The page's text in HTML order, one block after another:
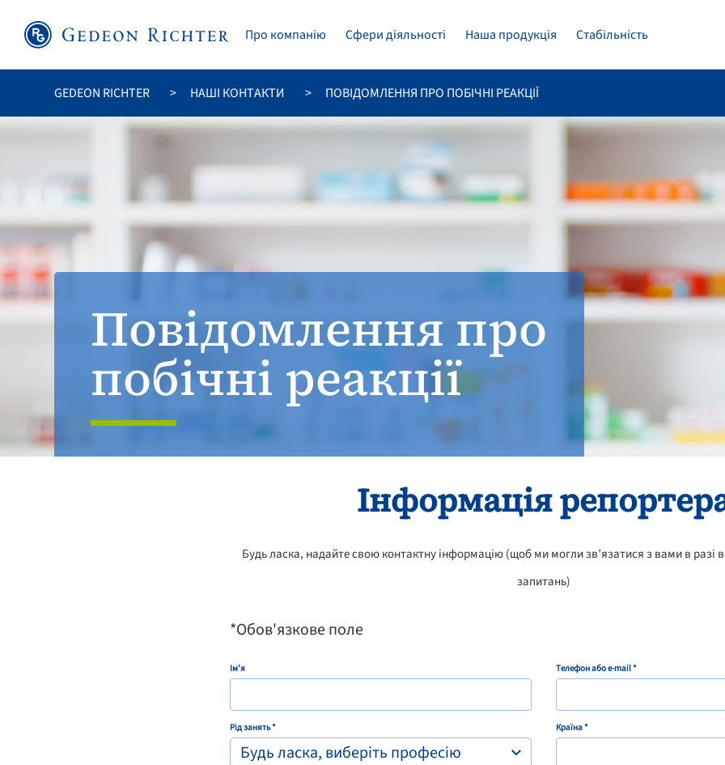
Про компанію Сфери діяльності Наша продукція Стабільність
GEDEON RICHTER НАШІ КОНТАКТИ ПОВІДОМЛЕННЯ ПРО ПОБІЧНІ РЕАКЦІЇ
Повідомлення про
побічні реакції
Інформація
Будь ласка, надайте свою контактну інформацію (щоб ми могли зв’язатися з вами в разі
запитань)
*Обов'язкове поле
Ім'я
Рід занять *
Будь ласка, виберіть професію
Телефон або e-mail *
Країна *